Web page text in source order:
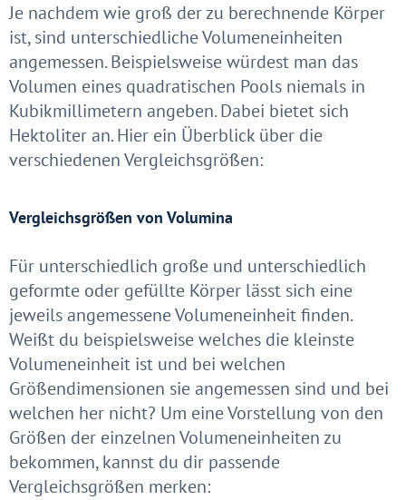
Je nachdem wie groß der zu berechnende Körper
ist, sind unterschiedliche Volumeneinheiten
angemessen. Beispielsweise würdest man das
Volumen eines quadratischen Pools niemals in
Kubikmillimetern angeben. Dabei bietet sich
Hektoliter an. Hier ein Überblick über die
verschiedenen Vergleichsgrößen:
Vergleichsgrößen von Volumina
Für unterschiedlich große und unterschiedlich
geformte oder gefüllte Körper lässt sich eine
jeweils angemessene Volumeneinheit finden.
Weißt du beispielsweise welches die kleinste
Volumeneinheit ist und bei welchen
Größendimensionen sie angemessen sind und bei
welchen her nicht? Um eine Vorstellung von den
Größen der einzelnen Volumeneinheiten zu
bekommen, kannst du dir passende
Vergleichsgrößen merken: